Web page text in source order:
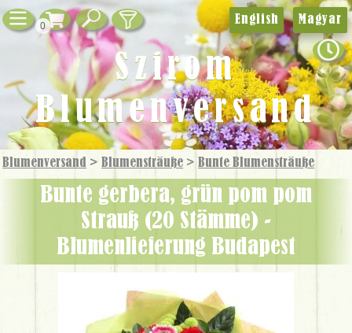
0
Blumenversand > Blumensträuße > Bunte Blumensträuße
Bunte gerbera, grün pom pom
Strauß (20 Stämme) -
Blumenlieferung Budapest
English Magyar
Szirom
Blumenversand